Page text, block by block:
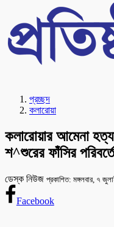
প্রচ্ছদ
কলারোয়া
কলারোয়ার আমেনা
শ^শুরের ফাঁসির
ডেস্ক নিউজ প্রকাশিত: মঙ্গলবার, ৭
Facebook